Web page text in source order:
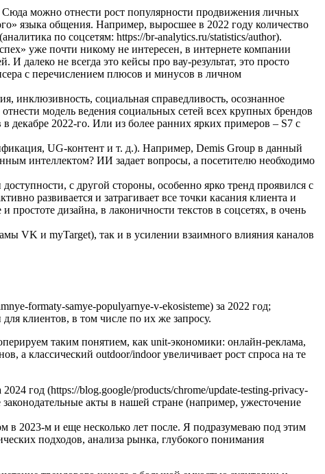
можно отнести рост популярности продвижения личных
языка общения. Например, выросшее в 2022 году количество
по соцсетям: https://br-analytics.ru/statistics/author).
уже почти никому не интересен, в интернете компании
не всегда это кейсы про вау-результат, это просто
с перечислением плюсов и минусов в личном
инклюзивность, социальная справедливость, осознанное
модель ведения социальных сетей всех крупных брендов
2022-го. Или из более ранних ярких примеров – S7 с
UG-контент и т. д.). Например, Demis Group в данный
интеллектом? ИИ задает вопросы, а посетителю необходимо
с другой стороны, особенно ярко тренд проявился с
развивается и затрагивает все точки касания клиента и
дизайна, в лаконичности текстов в соцсетях, в очень
VK и myTarget), так и в усилении взаимного влияния каналов
formaty-samye-populyarnye-v-ekosisteme) за 2022 год;
клиентов, в том числе по их же запросу.
таким понятием, как unit-экономики: онлайн-реклама,
а классический outdoor/indoor увеличивает рост спроса на те
год (https://blog.google/products/chrome/update-testing-privacy-
акты в нашей стране (например, ужесточение
в 2023-м и еще несколько лет после. Я подразумеваю под этим
подходов, анализа рынка, глубокого понимания